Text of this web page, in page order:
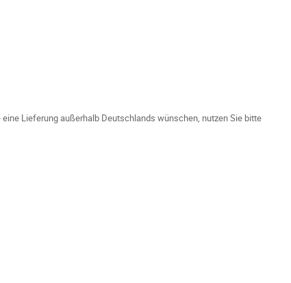
Lieferung außerhalb Deutschlands wünschen, nutzen Sie bitte